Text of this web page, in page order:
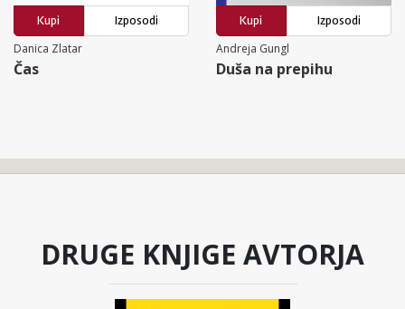
Kupi
Izposodi
Danica Zlatar
Čas
Kupi
Izposodi
Andreja Gungl
Duša na prepihu
DRUGE KNJIGE AVTORJA